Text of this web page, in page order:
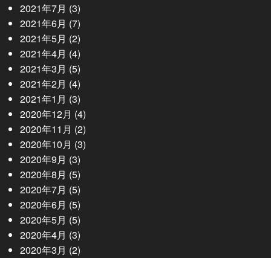
2021年7月 (3)
2021年6月 (7)
2021年5月 (2)
2021年4月 (4)
2021年3月 (5)
2021年2月 (4)
2021年1月 (3)
2020年12月 (4)
2020年11月 (2)
2020年10月 (3)
2020年9月 (3)
2020年8月 (5)
2020年7月 (5)
2020年6月 (5)
2020年5月 (5)
2020年4月 (3)
2020年3月 (2)